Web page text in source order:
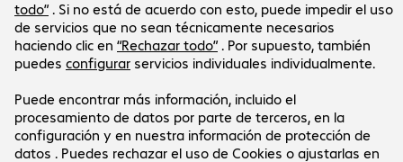
Nuestra oferta está dirigida exclusivamente a
empresas y entidades públicas.
Los precios se expresan en euros sin incluir el IVA
Aviso legal Declaración de protección de datos